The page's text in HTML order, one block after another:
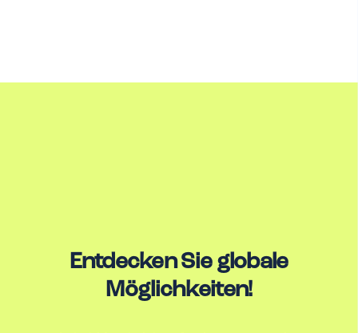
Entdecken Sie globale
Möglichkeiten!